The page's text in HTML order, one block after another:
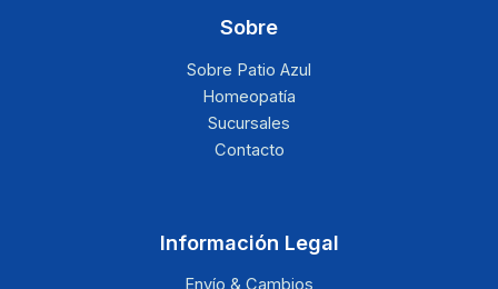
Sobre
Sobre Patio Azul
Homeopatía
Sucursales
Contacto
Información Legal
Envío & Cambios